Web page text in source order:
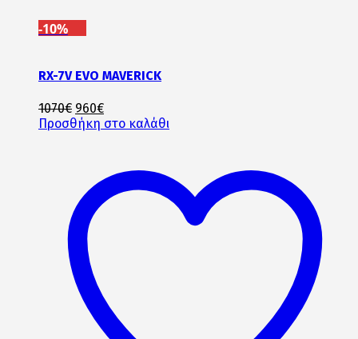
-10%
RX-7V EVO MAVERICK
1070€ Original
price
960€Η
τρέχουσα
960€.
Προσθήκη στο καλάθι